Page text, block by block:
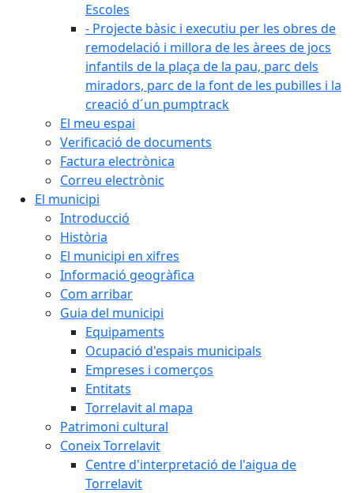
Escoles
- Projecte bàsic i executiu per les obres de
remodelació i millora de les àrees de jocs
infantils de la plaça de la pau, parc dels
miradors, parc de la font de les pubilles i la
creació d´un pumptrack
El meu espai
Verificació de documents
Factura electrònica
Correu electrònic
El municipi
Introducció
Història
El municipi en xifres
Informació geogràfica
Com arribar
Guia del municipi
Equipaments
Ocupació d'espais municipals
Empreses i comerços
Entitats
Torrelavit al mapa
Patrimoni cultural
Coneix Torrelavit
Centre d'interpretació de l'aigua de
Torrelavit